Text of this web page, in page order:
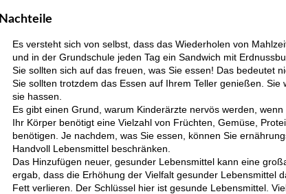
Nachteile
Es versteht sich von selbst, dass das Wiederholen von
und in der Grundschule jeden Tag ein Sandwich mit
Sie sollten sich auf das freuen, was Sie essen! Das bedeutet
Sie sollten trotzdem das Essen auf Ihrem Teller genießen.
sie hassen.
Es gibt einen Grund, warum Kinderärzte nervös werden,
Ihr Körper benötigt eine Vielzahl von Früchten, Gemüse,
benötigen. Je nachdem, was Sie essen, können Sie
Handvoll Lebensmittel beschränken.
Das Hinzufügen neuer, gesunder Lebensmittel kann eine
ergab, dass die Erhöhung der Vielfalt gesunder Lebensmittel
Fett verlieren. Der Schlüssel hier ist gesunde Lebensmittel.